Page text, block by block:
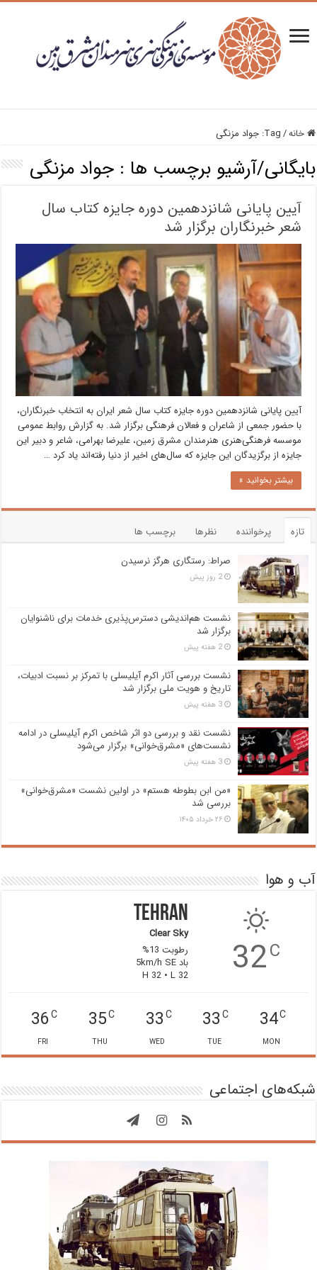
خانه/
Tag: جواد مزنگی
بایگانی/آرشیو برچسب ها :جواد مزنگی
آیین پایانی شانزدهمین دوره جایزه کتاب سال
شعر خبرنگاران برگزار شد
آیین پایانی شانزدهمین دوره جایزه کتاب سال شعر ایران به انتخاب خبرنگاران،
با حضور جمعی از شاعران و فعالان فرهنگی برگزار شد. به گزارش روابط عمومی
موسسه فرهنگی‌هنری هنرمندان مشرق زمین، علیرضا بهرامی، شاعر و دبیر این
جایزه از برگزیدگان این جایزه که سال‌های اخیر از دنیا رفته‌اند یاد کرد …
بیشتر بخوانید »
تازه پرخواننده نظرها
برچسب ها
صراط: رستگاری هرگز نرسیدن
2 روز پیش
نشست هم‌اندیشی دسترس‌پذیری خدمات برای ناشنوایان
برگزار شد
2 هفته پیش
نشست بررسی آثار اکرم آیلیسلی با تمرکز بر نسبت ادبیات،
تاریخ و هویت ملی برگزار شد
3 هفته پیش
نشست نقد و بررسی دو اثر شاخص اکرم آیلیسلی در ادامه
نشست‌های «مشرق‌خوانی» برگزار می‌شود
3 هفته پیش
«من ابن بطوطه هستم» در اولین نشست «مشرق‌خوانی»
بررسی شد
۲۶ خرداد ۱۴۰۵
آب و هوا
32C
Tehran
Clear Sky
رطوبت 13%
باد 5km/h SE
H 32 • L 32
34C
MON
33C
TUE
33C
WED
35C
THU
36C
FRI
شبکه‌های اجتماعی